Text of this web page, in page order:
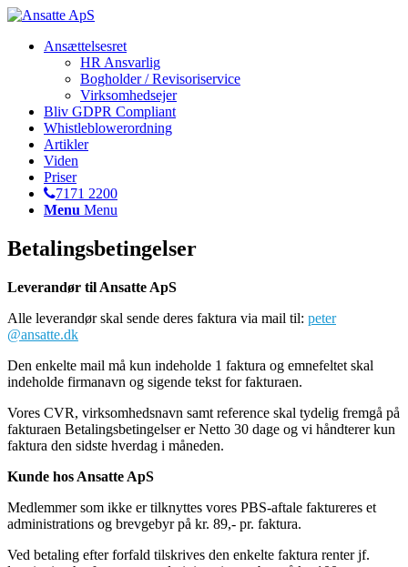
Ansættelsesret
HR Ansvarlig
Bogholder / Revisoriservice
Virksomhedsejer
Bliv GDPR Compliant
Whistleblowerordning
Artikler
Viden
Priser
7171 2200
Menu Menu
Betalingsbetingelser
Leverandør til Ansatte ApS
Alle leverandør skal sende deres faktura via mail til: peter
@ansatte.dk
Den enkelte mail må kun indeholde 1 faktura og emnefeltet skal
indeholde firmanavn og sigende tekst for fakturaen.
Vores CVR, virksomhedsnavn samt reference skal tydelig fremgå på
fakturaen Betalingsbetingelser er Netto 30 dage og vi håndterer kun
faktura den sidste hverdag i måneden.
Kunde hos Ansatte ApS
Medlemmer som ikke er tilknyttes vores PBS-aftale faktureres et
administrations og brevgebyr på kr. 89,- pr. faktura.
Ved betaling efter forfald tilskrives den enkelte faktura renter jf.